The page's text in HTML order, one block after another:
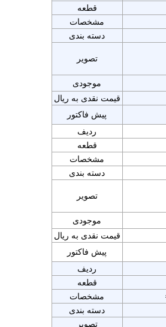
قطعه
مشخصات
دسته بندی
تصویر
موجودی
قیمت نقدی به ریال
پیش فاکتور
ردیف
قطعه
مشخصات
دسته بندی
تصویر
موجودی
قیمت نقدی به ریال
پیش فاکتور
ردیف
قطعه
مشخصات
دسته بندی
تصویر